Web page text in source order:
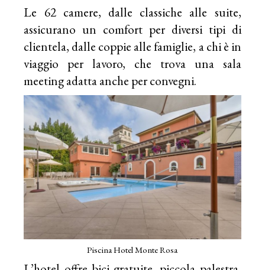
Le 62 camere, dalle classiche alle suite,
assicurano un comfort per diversi tipi di
clientela, dalle coppie alle famiglie, a chi è in
viaggio per lavoro, che trova una sala
meeting adatta anche per convegni.
Piscina Hotel Monte Rosa